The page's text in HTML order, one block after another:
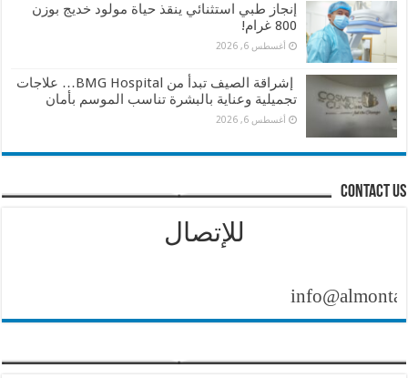
إنجاز طبي استثنائي ينقذ حياة مولود خديج بوزن
800 غرام!
أغسطس 6, 2026
إشراقة الصيف تبدأ من BMG Hospital… علاجات
تجميلية وعناية بالبشرة تناسب الموسم بأمان
أغسطس 6, 2026
contact us
للإتصال